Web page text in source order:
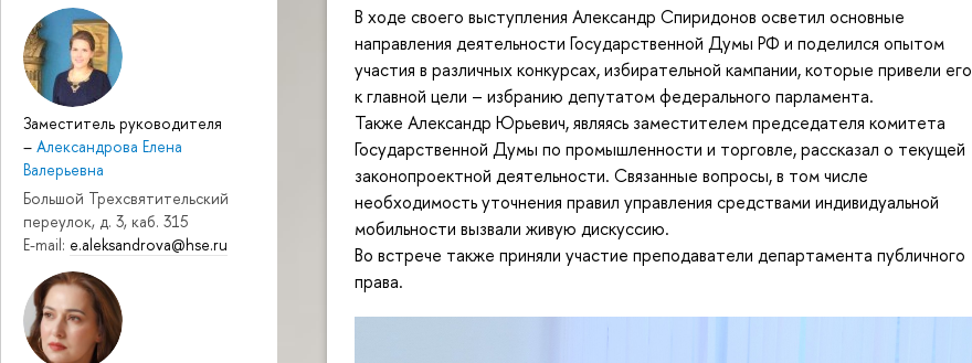
Заместитель руководителя
– Александрова Елена
Валерьевна
Большой Трехсвятительский
переулок, д. 3, каб. 315
E-mail: e.aleksandrova@hse.ru
В ходе своего выступления Александр Спиридонов осветил основные
направления деятельности Государственной Думы РФ и поделился опытом
участия в различных конкурсах, избирательной кампании, которые привели его
к главной цели – избранию депутатом федерального парламента.
Также Александр Юрьевич, являясь заместителем председателя комитета
Государственной Думы по промышленности и торговле, рассказал о текущей
законопроектной деятельности. Связанные вопросы, в том числе
необходимость уточнения правил управления средствами индивидуальной
мобильности вызвали живую дискуссию.
Во встрече также приняли участие преподаватели департамента публичного
права.